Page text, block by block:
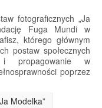
fotograficznych „Ja
Fuga Mundi w
którego głównym
postaw społecznych
i propagowanie w
poprzez
Modelka”